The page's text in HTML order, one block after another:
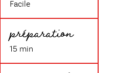
Facile
préparation
15 min